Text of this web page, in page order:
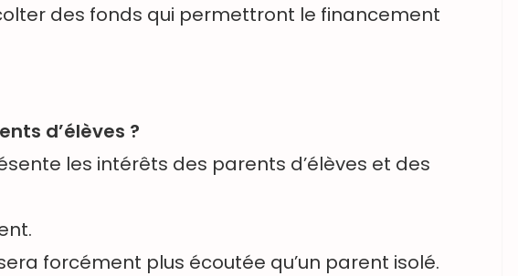
des fonds qui permettront le financement
d’élèves ?
les intérêts des parents d’élèves et des
forcément plus écoutée qu’un parent isolé.